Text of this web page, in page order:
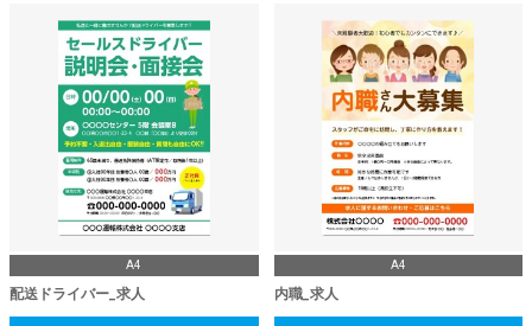
A4
配送ドライバー_求人
A4
内職_求人